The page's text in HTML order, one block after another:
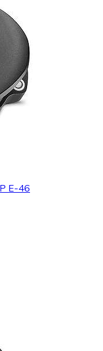
E-46